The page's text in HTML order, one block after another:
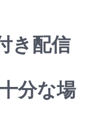
き配信
分な場